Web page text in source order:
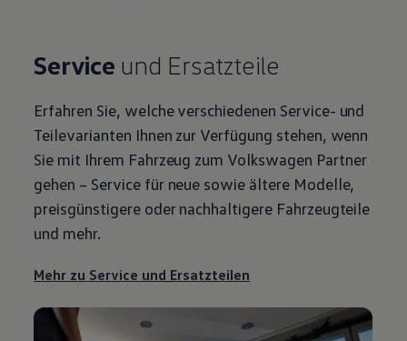
Service und Ersatzteile
Erfahren Sie, welche verschiedenen Service- und
Teilevarianten Ihnen zur Verfügung stehen, wenn
Sie mit Ihrem Fahrzeug zum Volkswagen Partner
gehen – Servicefür neue sowie ältere Modelle,
preisgünstigere oder nachhaltigere Fahrzeugteile
und mehr.
Mehr zu Service und Ersatzteilen